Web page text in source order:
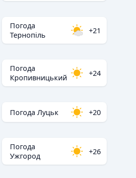
Погода
Тернопіль
+21
Погода
Кропивницький
+24
Погода Луцьк +20
Погода
Ужгород
+26